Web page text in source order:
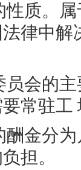
质。属
律中解
会的主
常驻工
金分为
担。